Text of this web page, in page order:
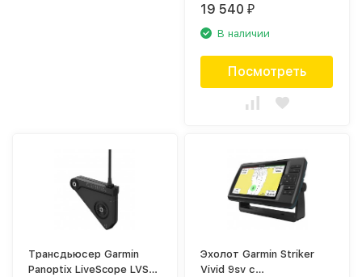
19 540₽
В наличии
Посмотреть
Трансдьюсер Garmin
Panoptix LiveScope LVS12
Эхолот Garmin Striker
Vivid 9sv с